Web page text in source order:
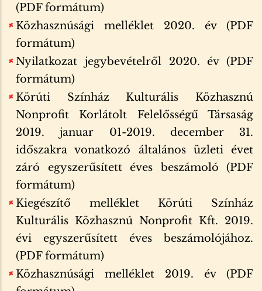
(PDF formátum)
Közhasznúsági melléklet 2020. év (PDF
formátum)
Nyilatkozat jegybevételről 2020. év (PDF
formátum)
Körúti Színház Kulturális Közhasznú
Nonprofit Korlátolt Felelősségű Társaság
2019. januar 01-2019. december 31.
időszakra vonatkozó általános üzleti évet
záró egyszerűsített éves beszámoló (PDF
formátum)
Kiegészítő melléklet Körúti Színház
Kulturális Közhasznú Nonprofit Kft. 2019.
évi egyszerűsített éves beszámolójához.
(PDF formátum)
Közhasznúsági melléklet 2019. év (PDF